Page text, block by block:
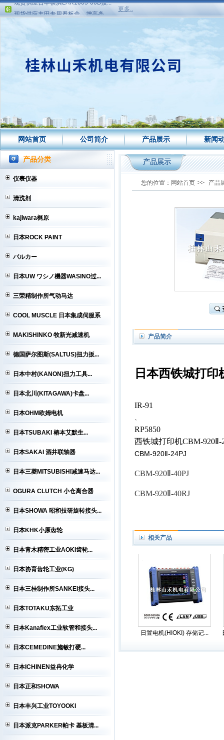
现货供应丰田专用看板盒、增高条...
网站建设中更多产品资料请联系业...
现货供应日本横浜接头HTW10-08高...
现货供应日本横浜LAR1005-08B接...
现货供应日本横浜LAR1005-06B接...
现货供应丰田专用看板盒、增高条...
更多..
网站首页 公司简介 产品展示 新闻
产品分类
仪表仪器
清洗剂
kajiwara梶原
日本ROCK PAINT
バルカー
日本UW ワシノ機器WASINO过...
三荣精制作所气动马达
COOL MUSCLE 日本集成伺服系
MAKISHINKO 牧新光减速机
德国萨尔图斯(SALTUS)扭力扳...
日本中村(KANON)扭力工具...
日本北川(KITAGAWA)卡盘...
日本OHM欧姆电机
日本TSUBAKI 椿本艾默生...
日本SAKAI 酒井联轴器
日本三菱MITSUBISHI减速马达...
OGURA CLUTCH 小仓离合器
日本SHOWA 昭和技研旋转接头...
日本KHK小原齿轮
日本青木精密工业AOKI齿轮...
日本协育齿轮工业(KG)
日本三桂制作所SANKEI接头...
日本TOTAKU东拓工业
日本Kanaflex工业软管和接头...
日本CEMEDINE施敏打硬...
日本ICHINEN益冉化学
日本正和SHOWA
日本丰兴工业TOYOOKI
日本派克PARKER帕卡 基板清...
产品展示
您的位置： 网站首页 >> 产品
产品简介
日本西铁城打
IR-91
、
RP5850
西铁城打印机CBM-920Ⅱ-
CBM-920Ⅱ-24PJ
CBM-920Ⅱ-40PJ
CBM-920Ⅱ-40RJ
相关产品
日置电机(HIOKI) 存储记...